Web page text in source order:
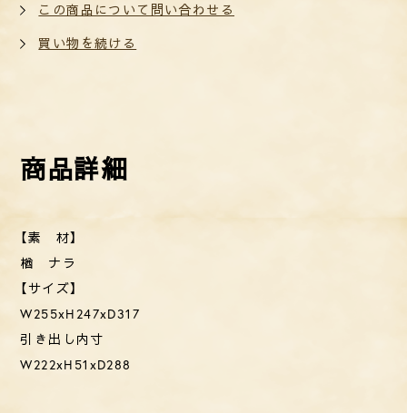
この商品について問い合わせる
買い物を続ける
【素 材】
楢 ナラ
【サイズ】
W255xH247xD317
引き出し内寸
W222xH51xD288